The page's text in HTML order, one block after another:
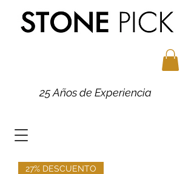
25 Años de Experiencia
27% DESCUENTO